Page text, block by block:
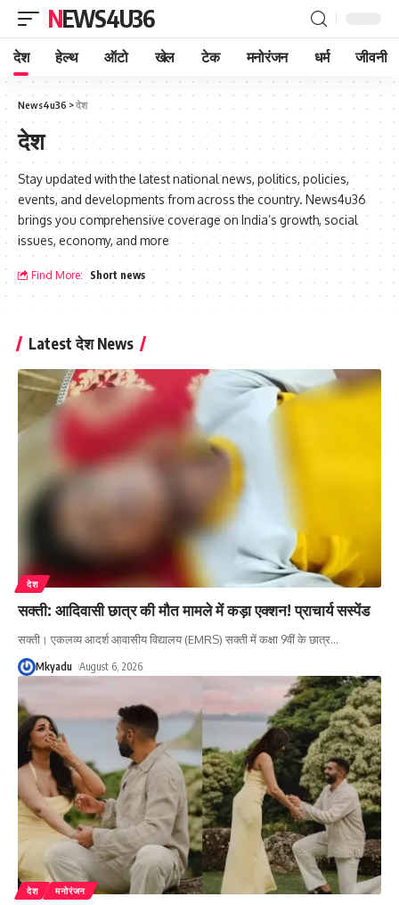
NEWS4U36
देश हेल्थ ऑटो खेल टेक मनोरंजन धर्म जीवनी
News4u36 >देश
देश
Stay updated with the latest national news, politics, policies,
events, and developments from across the country. News4u36
brings you comprehensive coverage on India’s growth, social
issues, economy, and more
Find More: Short news
Latest देश News
देश
सक्ती: आदिवासी छात्र की मौत मामले में कड़ा एक्शन! प्राचार्य सस्पेंड
सक्ती। एकलव्य आदर्श आवासीय विद्यालय (EMRS) सक्ती में कक्षा 9वीं के छात्र…
Mkyadu August 6, 2026
देश मनोरंजन